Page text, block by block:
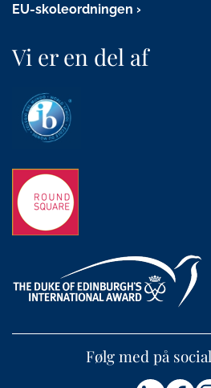
EU-skoleordningen
Vi er en del af
Følg med på